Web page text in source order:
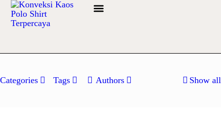
Categories Tags Authors Show all